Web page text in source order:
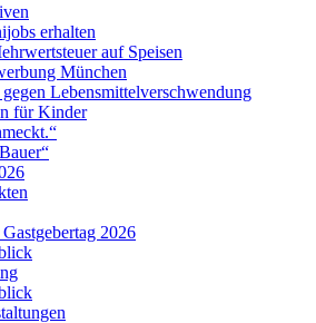
erhalten
auf Speisen
München
Lebensmittelverschwendung
für Kinder
2026